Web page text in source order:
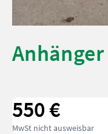
Anhänger
550 €
MwSt nicht ausweisbar